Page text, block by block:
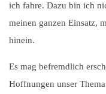
ich fahre. Dazu bin ich
meinen ganzen Einsatz,
hinein.
Es mag befremdlich
Hoffnungen unser